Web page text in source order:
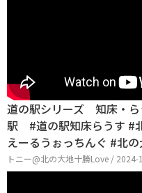
道の駅シリーズ 知床・
駅 #道の駅知床らうす #
えーるうぉっちんぐ #北
トニー@北の大地十勝Love / 2024-